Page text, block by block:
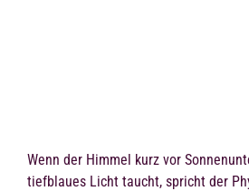
Wenn der Himmel kurz vor
tiefblaues Licht taucht, spricht der